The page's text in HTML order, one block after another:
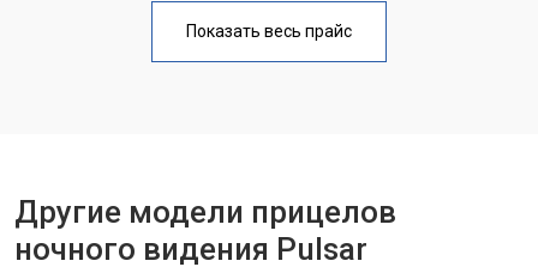
Показать весь прайс
Другие модели прицелов
ночного видения Pulsar